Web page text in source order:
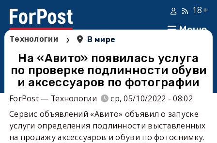
Меню
18+
Технологии › В мире
На «Авито» появилась услуга
по проверке подлинности обуви
и аксессуаров по фотографии
ForPost — Технологии
ср, 05/10/2022 - 08:02
Сервис объявлений «Авито» объявил о запуске
услуги определения подлинности выставленных
на продажу аксессуаров и обуви по фотоснимку.